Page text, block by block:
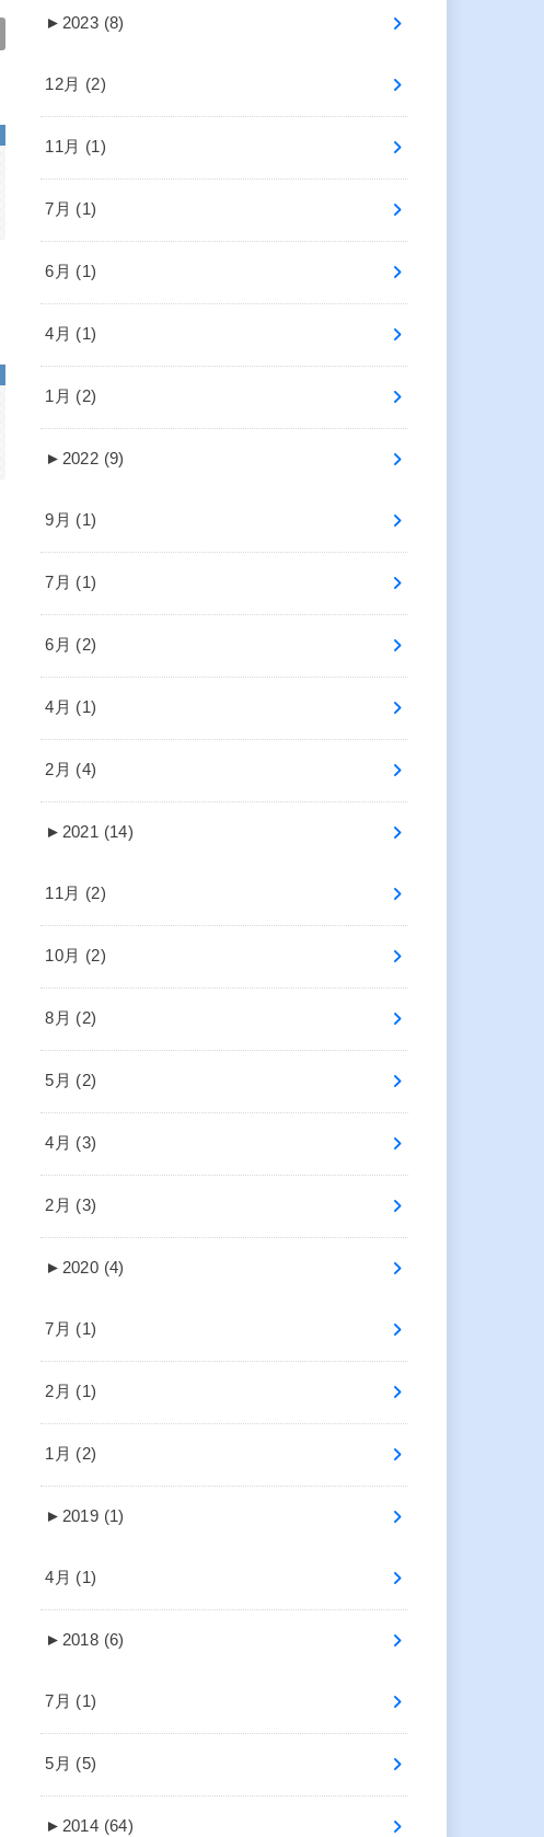
► 2023 (8)
12月 (2)
11月 (1)
7月 (1)
6月 (1)
4月 (1)
1月 (2)
► 2022 (9)
9月 (1)
7月 (1)
6月 (2)
4月 (1)
2月 (4)
► 2021 (14)
11月 (2)
10月 (2)
8月 (2)
5月 (2)
4月 (3)
2月 (3)
► 2020 (4)
7月 (1)
2月 (1)
1月 (2)
► 2019 (1)
4月 (1)
► 2018 (6)
7月 (1)
5月 (5)
► 2014 (64)